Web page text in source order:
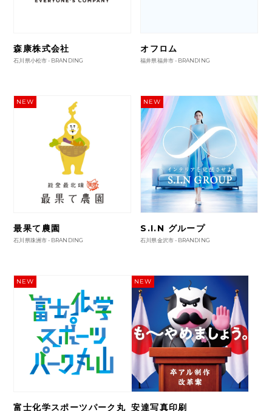
森康株式会社
石川県小松市 - BRANDING
オフロム
福井県福井市 - BRANDING
NEW
最果て農園
石川県珠洲市 - BRANDING
NEW
S.I.N グループ
石川県金沢市 - BRANDING
NEW
富士化学スポーツパーク丸
NEW
安達写真印刷